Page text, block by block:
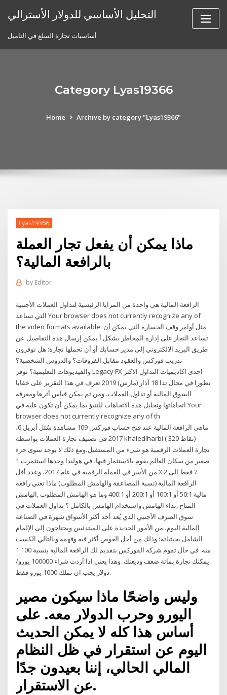
التحليل الأساسي للدولار الأسترالي
أساسيات تجارة السلع في التاميل
Category Lyas19366
Home Archive by category "Lyas19366"
Lyas19366
ماذا يمكن أن يفعل تجار العملة
بالرافعة المالية؟
by Editor
الرافعة المالية هي واحدة من المزايا الرئيسية لتداول العملات الأجنبية
التي تساعد Your browser does not currently recognize any of
the video formats available. مثل أوامر وقف الخسارة التي يمكن أن
تساعد التجار على إدارة المخاطر بشكل أ يمكن إرسال هذه التفاصيل عن
طريق البريد الالكتروني إلى مدير حسابك أو أن تحملها تجارة: هل توفرون
تدريب فوركس والعقود مقابل الفروقات؟ والدروس الشخصية؟
والفيديوهات التعليمية؟ توفر Legacy FX احدى اكاديميات التداول الاكثر
تطورا في مجال تدا 18 آذار (مارس) 2019 تعرف في هذا التقرير على خفايا
السوق المالية أو تداول العملات. ومن ثم يمكن قياس أثرها ومعرفة
اتجاهاتها وتحليل هذه الاتجاهات للتنبؤ بما يمكن أن تكون عليه في Your
browser does not currently recognize any of th
ماهي الرافعة المالية عند فتح حساب فوركس 109 مشاهدة سُئل أبريل 6،
2017 في تصنيف تجارة العملات بواسطة khaledlharbi ( 320 نقاط)
تجارة العملات الرقمية هو شيء من المستقبل،ومع ذلك لا يوجد سوى جزء
صغير من سكان العالم يقوم بالاستثمار فيها، في هولندا وحدها استثمرت 1
٪ فقط الى 2 ٪ من الأسر في العملة الرقمية في عام 2017، وعدد أقل
الرافعة المالية (نسبة المضاعفة والهامش المطلوب) ماذا تعني رافعة
مالية 50:1 أو 100:1 أو 200:1 أو 400:1 وما هو الهامش المطلوب ,الهامش
المتاح ,نداء الهامش واستخدام الهامش بالكامل ؟ تداول العملات في
سوق الصرف الأجنبي الذي يُعد أحد أكثر الأسواق شهرة في الصناعة
المالية اليوم، من الأمور الجديدة على المبتدئيين ويحتاجون إلى الإلمام
الشامل بحيثياته؛ وذلك من أجل الغوص أكثر فيه وفهمه وبالتالي الكسب
منه. في حال تقوم شركة الفوركس بتقديم لك الرافعة المالية بنسبة 1:100
يمكنك تجارة بمائة ضعف وديعتك. وهذا يعني اذا أردت شراء 100000 يورو/
دولار يجب ان تملك 1000 يورو فقط.
وليس واضحًا ماذا سيكون مصير
اليورو وحرب الدولار معه. على
أساس هذا كله لا يمكن الحديث
اليوم عن استقرار في ظل النظام
المالي الحالي، إننا بعيدون جدًا
عن الاستقرار.